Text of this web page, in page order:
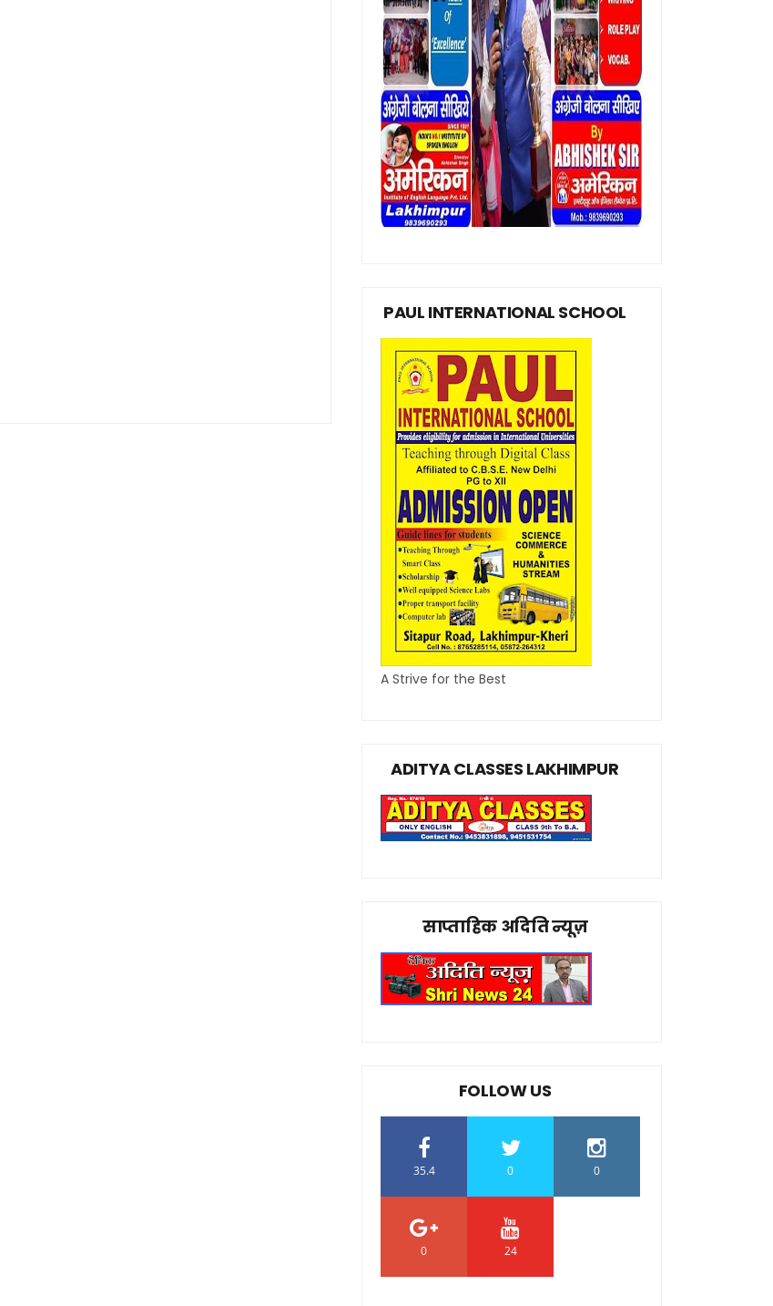
PAUL INTERNATIONAL SCHOOL
A Strive for the Best
ADITYA CLASSES LAKHIMPUR
साप्ताहिक अदिति न्यूज़
FOLLOW US
35.4 0 0
0 24